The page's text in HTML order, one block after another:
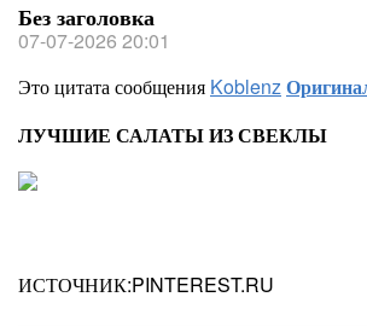
Без заголовка
07-07-2026 20:01
Это цитата сообщения Koblenz
ЛУЧШИЕ САЛАТЫ ИЗ СВЕКЛЫ
ИСТОЧНИК:PINTEREST.RU